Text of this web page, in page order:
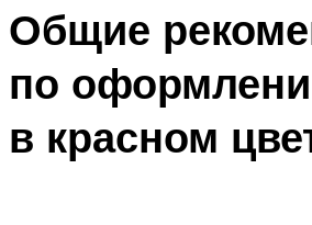
Общие
по
в красном